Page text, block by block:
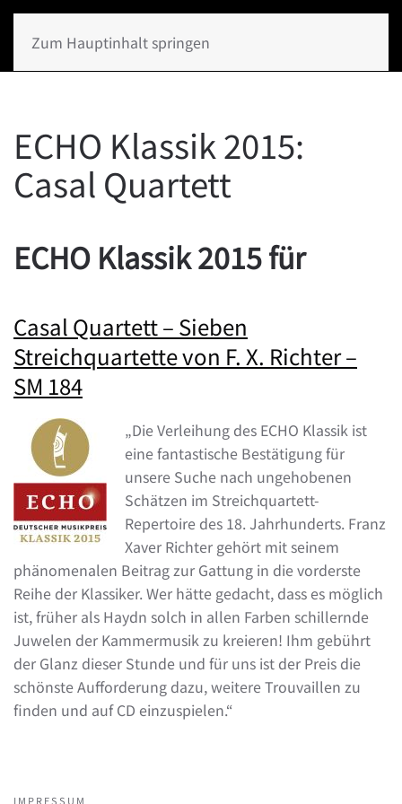
Zum Hauptinhalt springen
ECHO Klassik 2015:
Casal Quartett
ECHO Klassik 2015 für
Casal Quartett – Sieben
Streichquartette von F. X. Richter –
SM 184
„Die Verleihung des ECHO Klassik ist
eine fantastische Bestätigung für
unsere Suche nach ungehobenen
Schätzen im Streichquartett-
Repertoire des 18. Jahrhunderts. Franz
Xaver Richter gehört mit seinem
phänomenalen Beitrag zur Gattung in die vorderste
Reihe der Klassiker. Wer hätte gedacht, dass es möglich
ist, früher als Haydn solch in allen Farben schillernde
Juwelen der Kammermusik zu kreieren! Ihm gebührt
der Glanz dieser Stunde und für uns ist der Preis die
schönste Aufforderung dazu, weitere Trouvaillen zu
finden und auf CD einzuspielen.“
IMPRESSUM